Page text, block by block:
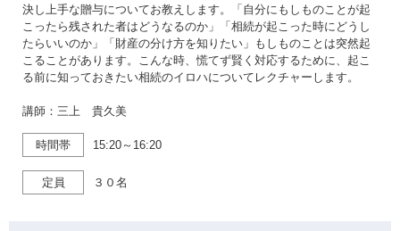
決し上手な贈与についてお教えします。「自分にもしものことが起
こったら残された者はどうなるのか」「相続が起こった時にどうし
たらいいのか」「財産の分け方を知りたい」もしものことは突然起
こることがあります。こんな時、慌てず賢く対応するために、起こ
る前に知っておきたい相続のイロハについてレクチャーします。
講師：三上 貴久美
時間帯 15:20～16:20
定員 ３０名